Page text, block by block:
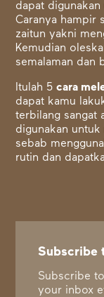
dapat
Caranya hampir
zaitun yakni
Kemudian
semalaman dan
Itulah 5cara
dapat kamu
terbilang sangat
digunakan
sebab
rutin dan
Subscribe
Subscribe
your inbox